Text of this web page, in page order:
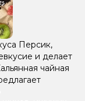
Персик,
и делает
чайная